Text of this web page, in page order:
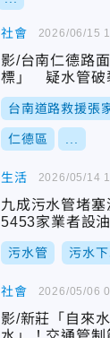
社會
影/台南仁德路
標」 疑水管破
台南道路救援張
仁德區
2026/06/15
生活
九成污水管堵
5453家業者設
污水管 污水
2026/05/14
社會
影/新莊「自來
2026/05/06